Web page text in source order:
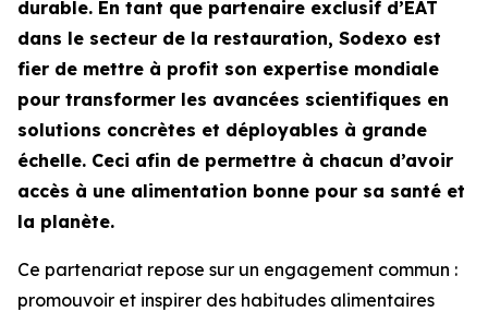
durable. En tant que partenaire exclusif d’EAT
dans le secteur de la restauration, Sodexo est
fier de mettre à profit son expertise mondiale
pour transformer les avancées scientifiques en
solutions concrètes et déployables à grande
échelle. Ceci afin de permettre à chacun d’avoir
accès à une alimentation bonne pour sa santé et
la planète.
Ce partenariat repose sur un engagement commun :
promouvoir et inspirer des habitudes alimentaires